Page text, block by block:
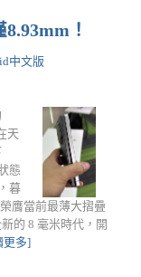
！
中文版
天
態
暮
膺當前最薄大摺疊
的 8 毫米時代，開
更多]